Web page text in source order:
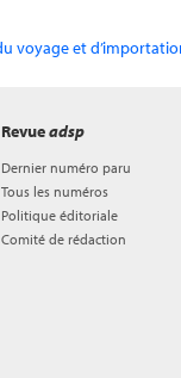
voyage et
Revueadsp
Dernier numéro paru
Tous les numéros
Politique éditoriale
Comité de rédaction